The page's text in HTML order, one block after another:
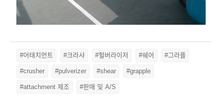
#어태치먼트 #크라샤 #헐버라이저 #쉐어 #그라플
#crusher #pulverizer #shear #grapple
#attachment 제조 #판매 및 A/S